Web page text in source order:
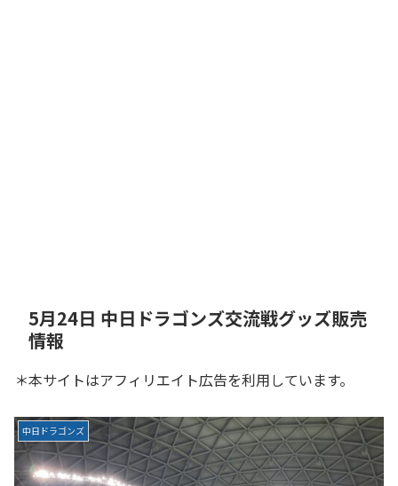
5月24日 中日ドラゴンズ交流戦グッズ販売
情報
＊本サイトはアフィリエイト広告を利用しています。
中日ドラゴンズ